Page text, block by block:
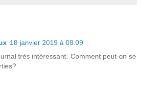
18 janvier 2019 à 08:09
très intéressant. Comment peut-on se